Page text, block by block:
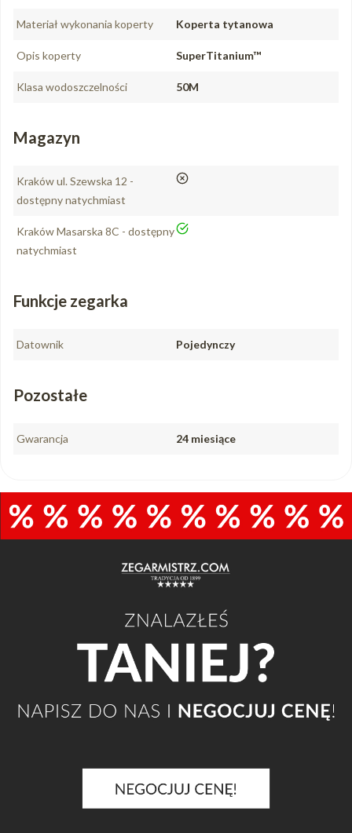
Materiał wykonania koperty Koperta tytanowa
Opis koperty SuperTitanium™
Klasa wodoszczelności 50M
Magazyn
Kraków ul. Szewska 12 -
dostępny natychmiast
nie
Kraków Masarska 8C - dostępny
natychmiast
tak
Funkcje zegarka
Datownik Pojedynczy
Pozostałe
Gwarancja 24 miesiące